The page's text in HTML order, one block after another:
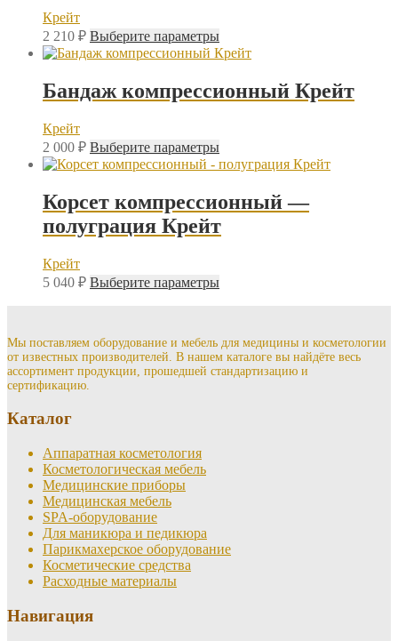
Крейт
2 210 ₽ Выберите параметрыЭтот
товар
имеет
вариаций.
выбрать
на
странице
Бандаж компрессионный Крейт
Крейт
2 000 ₽ Выберите параметрыЭтот
товар
имеет
несколько
вариаций.
Опции
можно
странице
Корсет компрессионный —
полуграция Крейт
Крейт
5 040 ₽ Выберите параметрыЭтот
вариаций.
Опции
можно
Мы поставляем оборудование и мебель для медицины и косметологии
от известных производителей. В нашем каталоге вы найдёте весь
ассортимент продукции, прошедшей стандартизацию и
сертификацию.
Каталог
Аппаратная косметология
Косметологическая мебель
Медицинские приборы
Медицинская мебель
SPA-оборудование
Для маникюра и педикюра
Парикмахерское оборудование
Косметические средства
Расходные материалы
Навигация